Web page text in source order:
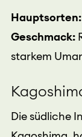
Hauptsorten:
Geschmack:
starkem
Die südliche